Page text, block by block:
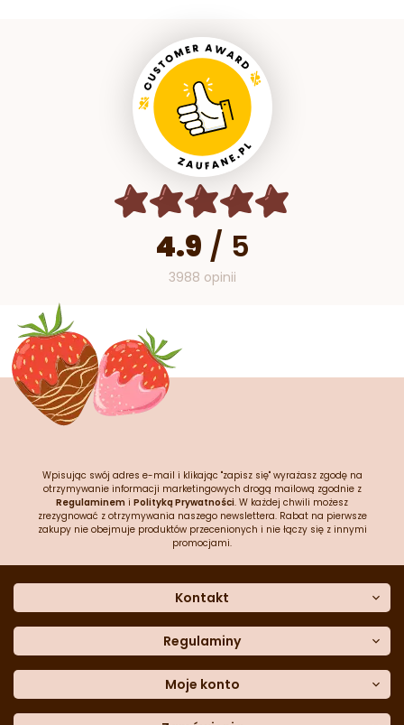
4.9 / 5
3988 opinii
Wpisując swój adres e-mail i klikając "zapisz się" wyrażasz zgodę na
otrzymywanie informacji marketingowych drogą mailową zgodnie z
Regulaminem i Polityką Prywatności. W każdej chwili możesz
zrezygnować z otrzymywania naszego newslettera. Rabat na pierwsze
zakupy nie obejmuje produktów przecenionych i nie łączy się z innymi
promocjami.
Kontakt
Dane kontaktowe
Często zadawane pytania
Sklep stacjonarny
Formularz kontaktowy
Blog
Regulaminy
Polityka prywatności
Polityka cookies
Moje konto